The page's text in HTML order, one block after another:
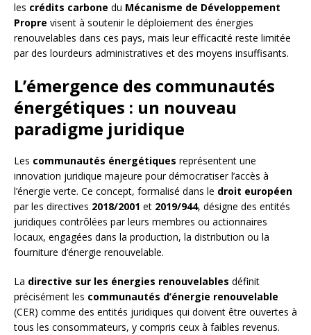
les crédits carbone du Mécanisme de Développement
Propre visent à soutenir le déploiement des énergies
renouvelables dans ces pays, mais leur efficacité reste limitée
par des lourdeurs administratives et des moyens insuffisants.
L’émergence des communautés
énergétiques : un nouveau
paradigme juridique
Les communautés énergétiques représentent une
innovation juridique majeure pour démocratiser l’accès à
l’énergie verte. Ce concept, formalisé dans le droit européen
par les directives 2018/2001 et 2019/944, désigne des entités
juridiques contrôlées par leurs membres ou actionnaires
locaux, engagées dans la production, la distribution ou la
fourniture d’énergie renouvelable.
La directive sur les énergies renouvelables définit
précisément les communautés d’énergie renouvelable
(CER) comme des entités juridiques qui doivent être ouvertes à
tous les consommateurs, y compris ceux à faibles revenus.